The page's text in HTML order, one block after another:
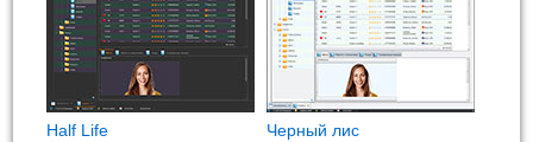
Half Life Черный лис